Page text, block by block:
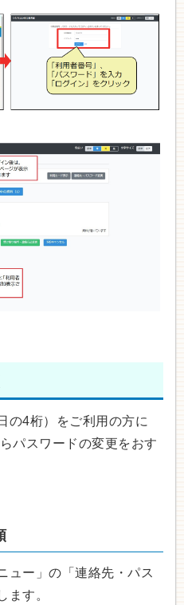
の4桁）をご利用の方に
パスワードの変更をおす
ュー」の「連絡先・パス
ます。